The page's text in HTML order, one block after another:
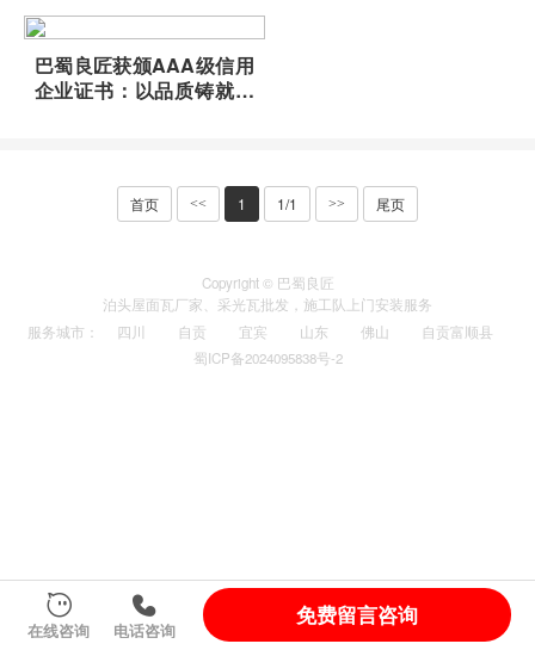
巴蜀良匠获颁AAA级信用
企业证书：以品质铸就行
首页 << 1 1/1 >> 尾页
Copyright © 巴蜀良匠
泊头屋面瓦厂家 采光瓦批发，施工队上门安装服务
服务城市 ： 四川 自贡 宜宾 山东 佛山
自贡富顺县
蜀ICP备2024095838号-2
在线咨询 电话咨询
免费留言咨询